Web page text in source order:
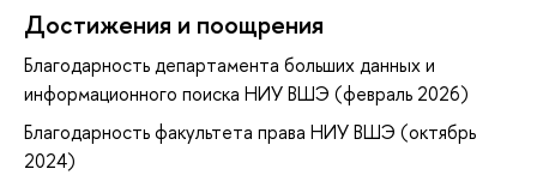
Достижения и поощрения
Благодарность департамента больших данных и
информационного поиска НИУ ВШЭ (февраль 2026)
Благодарность факультета права НИУ ВШЭ (октябрь
2024)